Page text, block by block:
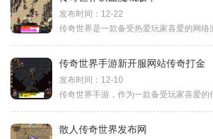
发布时间：12-22
传奇世界手游新开服网站传奇打金
发布时间：12-10
散人传奇世界发布网